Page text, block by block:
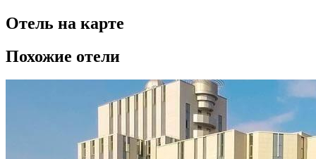
Отель на карте
Похожие отели